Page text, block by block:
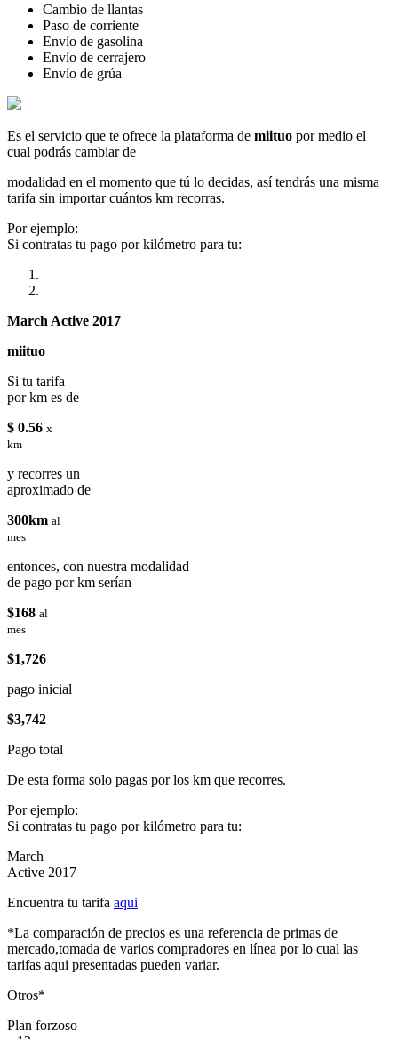
Cambio de llantas
Paso de corriente
Envío de gasolina
Envío de cerrajero
Envío de grúa
Es el servicio que te ofrece la plataforma de miituo por medio el
cual podrás cambiar de
modalidad en el momento que tú lo decidas, así tendrás una misma
tarifa sin importar cuántos km recorras.
Por ejemplo:
Si contratas tu pago por kilómetro para tu:
March Active 2017
miituo
Si tu tarifa
por km es de
$ 0.56 x
km
y recorres un
aproximado de
300km al
mes
entonces, con nuestra modalidad
de pago por km serían
$168 al
mes
$1,726
pago inicial
$3,742
Pago total
De esta forma solo pagas por los km que recorres.
Por ejemplo:
Si contratas tu pago por kilómetro para tu:
March
Active 2017
Encuentra tu tarifa aqui
*La comparación de precios es una referencia de primas de
mercado,tomada de varios compradores en línea por lo cual las
tarifas aqui presentadas pueden variar.
Otros*
Plan forzoso